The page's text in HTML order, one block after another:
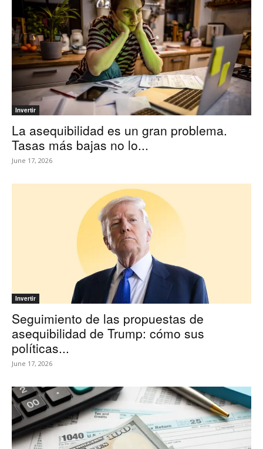
Invertir
La asequibilidad es un gran problema.
Tasas más bajas no lo...
June 17, 2026
Invertir
Seguimiento de las propuestas de
asequibilidad de Trump: cómo sus
políticas...
June 17, 2026